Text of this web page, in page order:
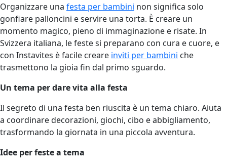
Organizzare una festa per bambini non significa solo
gonfiare palloncini e servire una torta. È creare un
momento magico, pieno di immaginazione e risate. In
Svizzera italiana, le feste si preparano con cura e cuore, e
con Instavites è facile creare inviti per bambini che
trasmettono la gioia fin dal primo sguardo.
Un tema per dare vita alla festa
Il segreto di una festa ben riuscita è un tema chiaro. Aiuta
a coordinare decorazioni, giochi, cibo e abbigliamento,
trasformando la giornata in una piccola avventura.
Idee per feste a tema